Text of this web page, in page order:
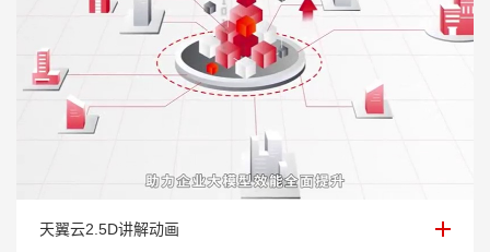
天翼云2.5D讲解动画
天翼云2.5D讲解动画